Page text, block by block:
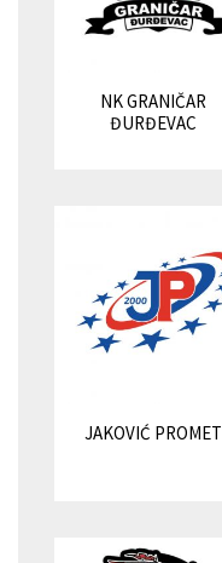
NK GRANIČAR
ĐURĐEVAC
JAKOVIĆ PROMET